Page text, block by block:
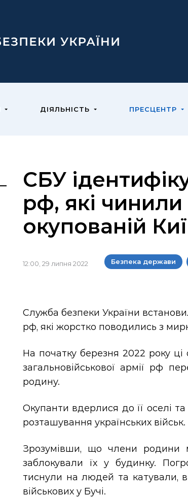
ДІЯЛЬНІСТЬ ПРЕСЦЕНТР
СБУ
рф, які
окупованій
12:00, 29 липня 2022 Безпека держави
Служба безпеки України
рф, які жорстко поводились з
На початку березня 2022 року ці
загальновійськової армії рф
родину.
Окупанти вдерлися до її оселі
розташування українських військ.
Зрозумівши, що члени родини
заблокували їх у будинку.
тиснули на людей та катували,
військових у Бучі.